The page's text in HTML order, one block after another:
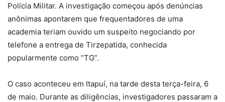
Polícia Militar. A investigação começou após denúncias
anônimas apontarem que frequentadores de uma
academia teriam ouvido um suspeito negociando por
telefone a entrega de Tirzepatida, conhecida
popularmente como “TG”.
O caso aconteceu em Itapuí, na tarde desta terça-feira, 6
de maio. Durante as diligências, investigadores passaram a